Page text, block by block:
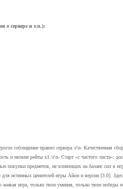
о сервере и т.п.):
соблюдение правил сервера \r\n- Качественная
и низкие рейты x1 \r\n- Старт «с чистого листа»:
покупки предметов, не влияющих на баланс сил в
истинных ценителей игры Айон и версии [3.0].
живая игра, только твои умения, только твои